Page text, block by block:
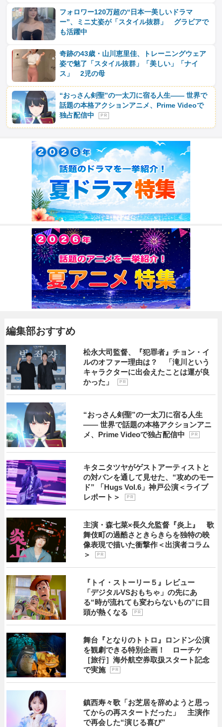
フォロワー120万超の“日本一美しいドラマ
ー”、ミニ丈姿が「スタイル抜群」 グラビアで
も活躍中
奇跡の43歳・山川恵里佳、トレーニングウェア
姿で魅了「スタイル抜群」「美しい」「ナイ
ス」 2児の母
“おっさん剣聖”の一太刀に宿る人生―― 世界で
話題の本格アクションアニメ、Prime Videoで
独占配信中
P R
編集部おすすめ
松永大司監督、『犯罪者』チョン・イ
ルのオファー理由は？ 「滝川という
キャラクターに出会えたことは運が良
かった」
P R
“おっさん剣聖”の一太刀に宿る人生
―― 世界で話題の本格アクションアニ
メ、Prime Videoで独占配信中
P R
キタニタツヤがゲストアーティストと
の対バンを通して見せた、“攻めのモー
ド” 「Hugs Vol.6」神戸公演＜ライブ
レポート＞
P R
主演・森七菜×長久允監督『炎上』 歌
舞伎町の過酷さときらきらを独特の映
像表現で描いた衝撃作＜出演者コラム
＞
P R
『トイ・ストーリー５』レビュー
「デジタルVSおもちゃ」の先にあ
る“時が流れても変わらないもの”に目
頭が熱くなる
P R
舞台『となりのトトロ』ロンドン公演
を観劇できる特別企画！ ローチケ
［旅行］海外航空券取扱スタート記念
で実施
P R
鎮西寿々歌「お芝居を辞めようと思っ
てからの再スタートだった」 主演作
で再会した“演じる喜び”